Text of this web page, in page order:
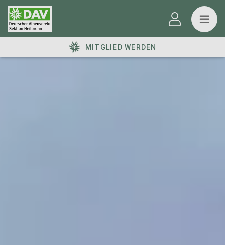
MITGLIED WERDEN